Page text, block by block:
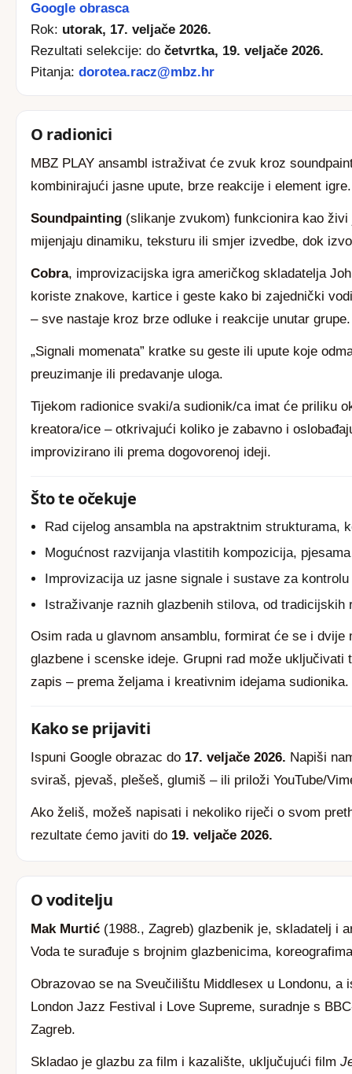
Google obrasca
Rok: utorak, 17. veljače 2026.
Rezultati selekcije: do četvrtka, 19. veljače 2026.
Pitanja: dorotea.racz@mbz.hr
O radionici
MBZ PLAY ansambl istraživat će zvuk kroz
kombinirajući jasne upute, brze reakcije i element igre.
Soundpainting (slikanje zvukom) funkcionira kao
mijenjaju dinamiku, teksturu ili smjer izvedbe, dok
Cobra, improvizacijska igra američkog skladatelja
koriste znakove, kartice i geste kako bi zajednički
– sve nastaje kroz brze odluke i reakcije unutar grupe.
„Signali momenata” kratke su geste ili upute koje
preuzimanje ili predavanje uloga.
Tijekom radionice svaki/a sudionik/ca imat će priliku
kreatora/ice – otkrivajući koliko je zabavno i
improvizirano ili prema dogovorenoj ideji.
Što te očekuje
Rad cijelog ansambla na apstraktnim strukturama,
Mogućnost razvijanja vlastitih kompozicija,
Improvizacija uz jasne signale i sustave za
Istraživanje raznih glazbenih stilova, od tradicijskih
Osim rada u glavnom ansamblu, formirat će se i
glazbene i scenske ideje. Grupni rad može
zapis – prema željama i kreativnim idejama sudionika.
Kako se prijaviti
Ispuni Google obrazac do 17. veljače 2026. Napiši
sviraš, pjevaš, plešeš, glumiš – ili priloži YouTube/
Ako želiš, možeš napisati i nekoliko riječi o svom
rezultate ćemo javiti do 19. veljače 2026.
O voditelju
Mak Murtić (1988., Zagreb) glazbenik je, skladatelj i
Voda te surađuje s brojnim glazbenicima,
Obrazovao se na Sveučilištu Middlesex u Londonu,
London Jazz Festival i Love Supreme, suradnje s
Zagreb.
Skladao je glazbu za film i kazalište, uključujući film